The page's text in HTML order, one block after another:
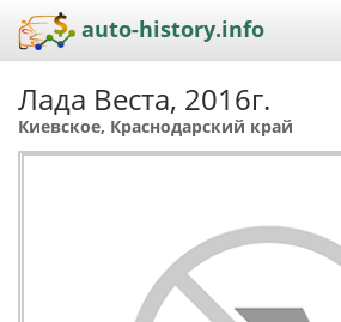
auto-history.info
Лада Веста, 2016г.
Киевское, Краснодарский край